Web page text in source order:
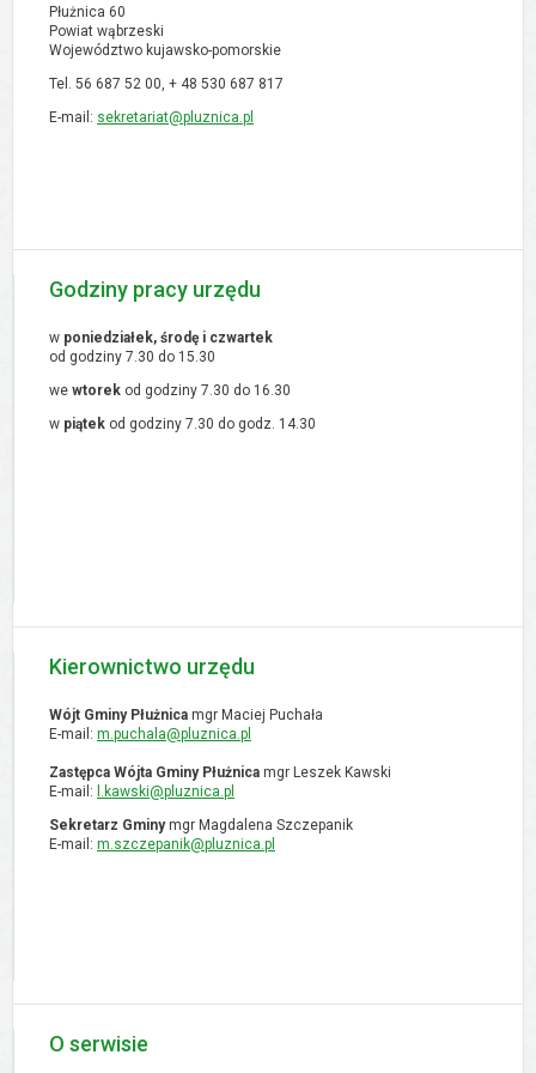
Płużnica 60
Powiat wąbrzeski
Województwo kujawsko-pomorskie
Tel. 56 687 52 00, + 48 530 687 817
E-mail: sekretariat@pluznica.pl
Godziny pracy urzędu
w poniedziałek, środę i czwartek
od godziny 7.30 do 15.30
we wtorek od godziny 7.30 do 16.30
w piątek od godziny 7.30 do godz. 14.30
Kierownictwo urzędu
Wójt Gminy Płużnica mgr Maciej Puchała
E-mail: m.puchala@pluznica.pl
Zastępca Wójta Gminy Płużnica mgr Leszek Kawski
E-mail: l.kawski@pluznica.pl
Sekretarz Gminymgr Magdalena Szczepanik
E-mail: m.szczepanik@pluznica.pl
O serwisie